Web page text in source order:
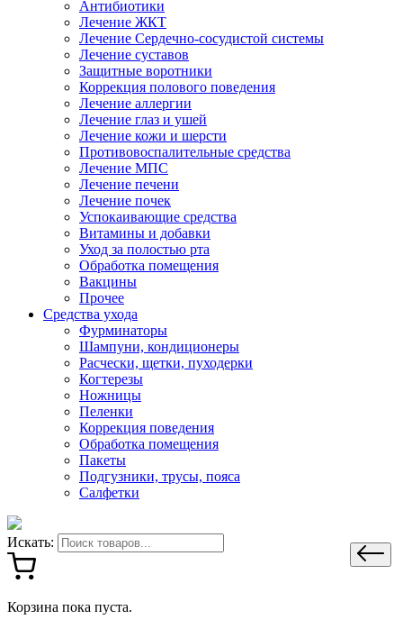
Антибиотики
Лечение ЖКТ
Лечение Сердечно-сосудистой системы
Лечение суставов
Защитные воротники
Коррекция полового поведения
Лечение аллергии
Лечение глаз и ушей
Лечение кожи и шерсти
Противовоспалительные средства
Лечение МПС
Лечение печени
Лечение почек
Успокаивающие средства
Витамины и добавки
Уход за полостью рта
Обработка помещения
Вакцины
Прочее
Средства ухода
Фурминаторы
Шампуни, кондиционеры
Расчески, щетки, пуходерки
Когтерезы
Ножницы
Пеленки
Коррекция поведения
Обработка помещения
Пакеты
Подгузники, трусы, пояса
Салфетки
Искать:
Корзина пока пуста.